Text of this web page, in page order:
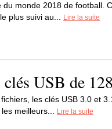
monde 2018 de football.
plus suivi au...
Lire la suite
USB de
les clés USB 3.0 et
meilleurs...
Lire la suite